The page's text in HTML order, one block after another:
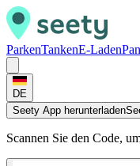
ParkenTankenE-Laden
DE
Seety App herunterladen
Scannen Sie den Code,